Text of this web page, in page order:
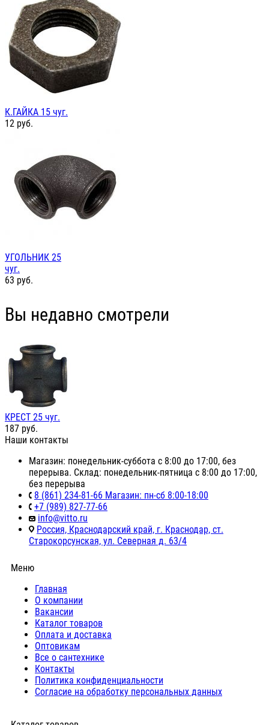
К.ГАЙКА 15 чуг.
12 руб.
УГОЛЬНИК 25
чуг.
63 руб.
Вы недавно смотрели
КРЕСТ 25 чуг.
187 руб.
Наши контакты
Магазин: понедельник-суббота с 8:00 до 17:00, без
перерыва. Склад: понедельник-пятница с 8:00 до 17:00,
без перерыва
8 (861) 234-81-66 Магазин: пн-сб 8:00-18:00
+7 (989) 827-77-66
info@vitto.ru
Россия, Краснодарский край, г. Краснодар, ст.
Старокорсунская, ул. Северная д. 63/4
Меню
Главная
О компании
Вакансии
Каталог товаров
Оплата и доставка
Оптовикам
Все о сантехнике
Контакты
Политика конфиденциальности
Согласие на обработку персональных данных